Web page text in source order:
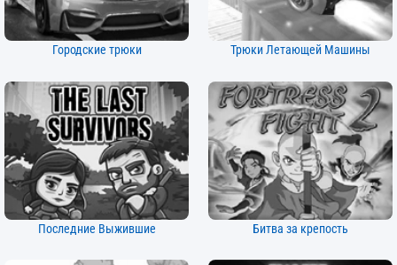
Городские трюки Трюки Летающей Машины
Последние Выжившие Битва за крепость